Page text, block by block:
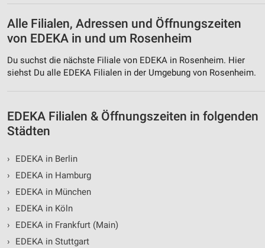
Alle Filialen, Adressen und Öffnungszeiten
von EDEKA in und um Rosenheim
Du suchst die nächste Filiale von EDEKA in Rosenheim. Hier
siehst Du alle EDEKA Filialen in der Umgebung von Rosenheim.
EDEKA Filialen & Öffnungszeiten in folgenden
Städten
›
EDEKA in Berlin
›
EDEKA in Hamburg
›
EDEKA in München
›
EDEKA in Köln
›
EDEKA in Frankfurt (Main)
›
EDEKA in Stuttgart